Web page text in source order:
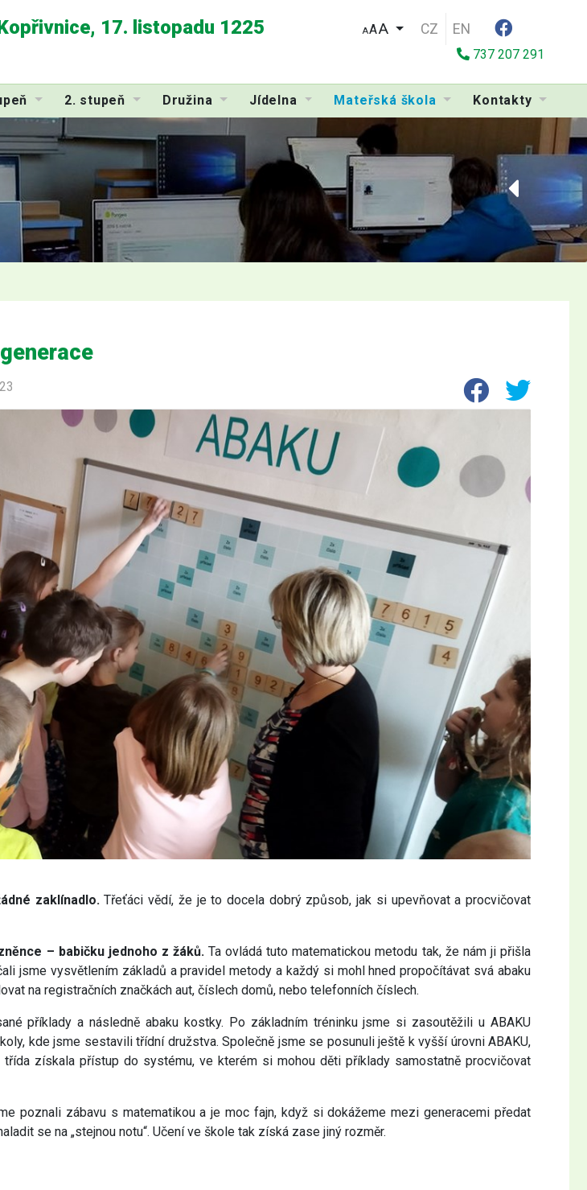
17. listopadu 1225 AA CZ EN
737 207 291
2. stupeň Družina Jídelna Mateřská škola Kontakty
zaklínadlo.Třeťáci vědí, že je to docela dobrý způsob, jak si upevňovat a procvičovat
– babičku jednoho z žáků.Ta ovládá tuto matematickou metodu tak, že nám ji přišla
jsme vysvětlením základů a pravidel metody a každý si mohl hned propočítávat svá abaku
na registračních značkách aut, číslech domů, nebo telefonních číslech.
příklady a následně abaku kostky. Po základním tréninku jsme si zasoutěžili u ABAKU
kde jsme sestavili třídní družstva. Společně jsme se posunuli ještě k vyšší úrovni ABAKU,
získala přístup do systému, ve kterém si mohou děti příklady samostatně procvičovat
poznali zábavu s matematikou a je moc fajn, když si dokážeme mezi generacemi předat
se na „stejnou notu“. Učení ve škole tak získá zase jiný rozměr.